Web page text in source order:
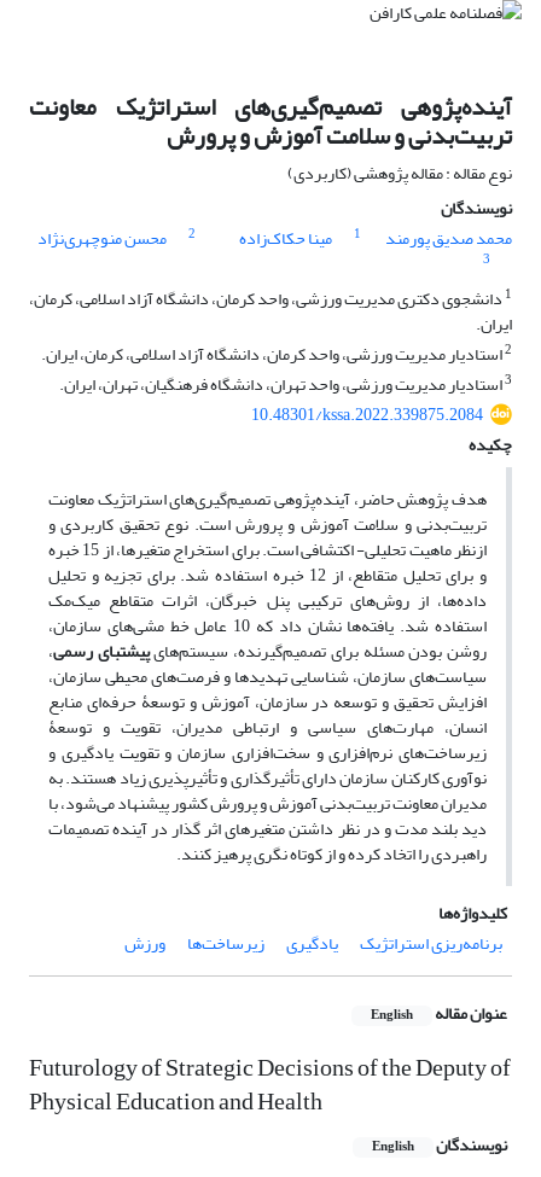
آینده‌پژوهی تصمیم‌گیری‌های استراتژیک معاونت
تربیت‌بدنی و سلامت آموزش ‌و پرورش
نوع مقاله : مقاله پژوهشی (کاربردی)
نویسندگان
محمد صدیق پورمند
1 مینا حکاک‌زاده 2 محسن منوچهری‌نژاد
3
1 دانشجوی دکتری مدیریت ورزشی، واحد کرمان، دانشگاه آزاد اسلامی، کرمان،
ایران.
2استادیار مدیریت ورزشی، واحد کرمان، دانشگاه آزاد اسلامی، کرمان، ایران.
3استادیار مدیریت ورزشی، واحد تهران، دانشگاه فرهنگیان، تهران، ایران.
10.48301/kssa.2022.339875.2084
چکیده
هدف پژوهش حاضر، آینده­‌پژوهی تصمیم­‌گیری‌­های استراتژیک معاونت
تربیت‌بدنی و سلامت آموزش ‌و پرورش است. نوع تحقیق کاربردی و
ازنظر ماهیت تحلیلی- اکتشافی است. برای استخراج متغیرها، از 15 خبره
و برای تحلیل متقاطع، از 12 خبره استفاده شد. برای تجزیه‌ و تحلیل
داده‌­ها، از روش­‌های ترکیبی پنل خبرگان، اثرات متقاطع میک‌­مک
استفاده شد. یافته‌­ها نشان داد که 10 عامل خط مشی‌های سازمان،
روشن بودن مسئله برای تصمیم‌گیرنده، سیستم‌هایپیشتبای رسمی،
سیاست‌های سازمان، شناسایی تهدیدها و فرصت‌های محیطی سازمان،
افزایش تحقیق و توسعه در سازمان، آموزش و توسعۀ حرفه­‌ای منابع
انسان، مهارت‌های سیاسی و ارتباطی مدیران، تقویت و توسعۀ
زیرساخت‌های نرم‌افزاری و سخت‌افزاری سازمان و تقویت یادگیری و
نوآوری کارکنان سازمان دارای تأثیرگذاری و تأثیرپذیری زیاد هستند. به
مدیران معاونت تربیت‌بدنی آموزش ‌و پرورش کشور پیشنهاد می‌­شود، با
دید بلند مدت و در نظر داشتن متغیرهای اثر گذار در آینده تصمیمات
راهبردی را اتخاد کرده و از کوتاه نگری پرهیز کنند.
کلیدواژه‌ها
برنامه‌ریزی استراتژیک
یادگیری زیرساخت‌ها ورزش
عنوان مقاله English
Futurology of Strategic Decisions of the Deputy of
Physical Education and Health
نویسندگان English